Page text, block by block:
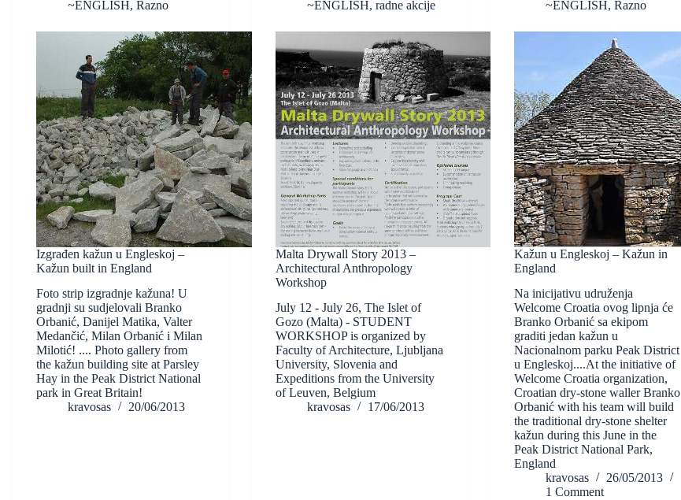
~ENGLISH, Razno
Izgrađen kažun u Engleskoj –
Kažun built in England
Foto strip izgradnje kažuna! U
gradnji su sudjelovali Branko
Orbanić, Danijel Matika, Valter
Medančić, Milan Orbanić i Milan
Milotić! .... Photo gallery from
the kažun building site at Parsley
Hay in the Peak District National
park in Great Britain!
kravosas
20/06/2013
~ENGLISH, radne akcije
Malta Drywall Story 2013 –
Architectural Anthropology
Workshop
July 12 - July 26, The Islet of
Gozo (Malta) - STUDENT
WORKSHOP is organized by
Faculty of Architecture, Ljubljana
University, Slovenia and
Expeditions from the University
of Leuven, Belgium
kravosas
17/06/2013
~ENGLISH, Razno
Kažun u Engleskoj – Kažun in
England
Na inicijativu udruženja
Welcome Croatia ovog lipnja će
Branko Orbanić sa ekipom
graditi jedan kažun u
Nacionalnom parku Peak District
u Engleskoj....At the initiative of
Welcome Croatia organization,
Croatian dry-stone waller Branko
Orbanić with his team will build
the traditional dry-stone shelter
kažun during this June in the
Peak District National Park,
England
kravosas
26/05/2013
1 Comment